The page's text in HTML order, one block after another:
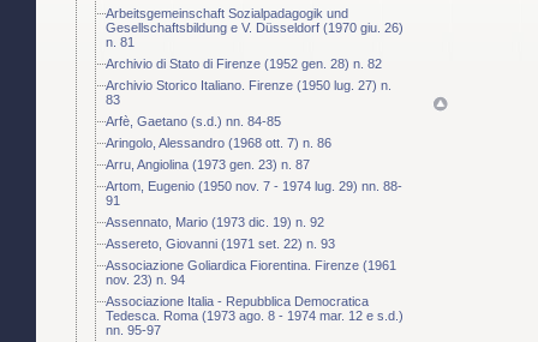
Arbeitsgemeinschaft Sozialpadagogik und
Gesellschaftsbildung e V. Düsseldorf (1970 giu. 26)
n. 81
Archivio di Stato di Firenze (1952 gen. 28) n. 82
Archivio Storico Italiano. Firenze (1950 lug. 27) n.
83
Arfè, Gaetano (s.d.) nn. 84-85
Aringolo, Alessandro (1968 ott. 7) n. 86
Arru, Angiolina (1973 gen. 23) n. 87
Artom, Eugenio (1950 nov. 7 - 1974 lug. 29) nn. 88-
91
Assennato, Mario (1973 dic. 19) n. 92
Assereto, Giovanni (1971 set. 22) n. 93
Associazione Goliardica Fiorentina. Firenze (1961
nov. 23) n. 94
Associazione Italia - Repubblica Democratica
Tedesca. Roma (1973 ago. 8 - 1974 mar. 12 e s.d.)
nn. 95-97